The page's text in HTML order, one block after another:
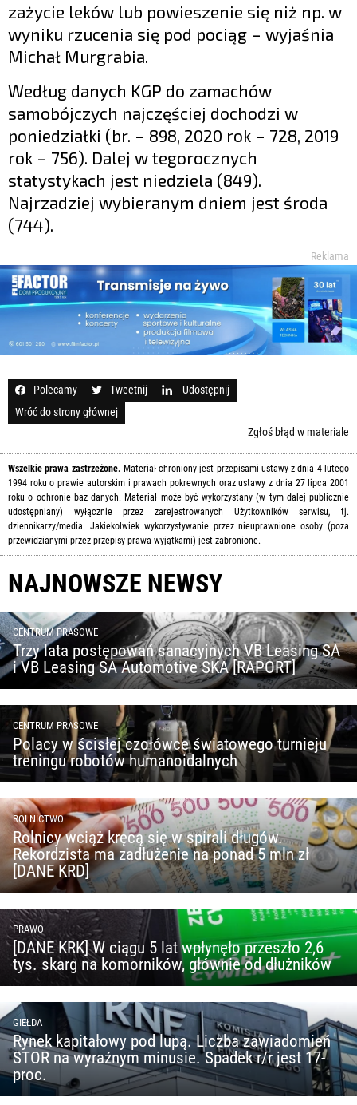
zażycie leków lub powieszenie się niż np. w
wyniku rzucenia się pod pociąg – wyjaśnia
Michał Murgrabia.
Według danych KGP do zamachów
samobójczych najczęściej dochodzi w
poniedziałki (br. – 898, 2020 rok – 728, 2019
rok – 756). Dalej w tegorocznych
statystykach jest niedziela (849).
Najrzadziej wybieranym dniem jest środa
(744).
Reklama
Polecamy Tweetnij
Udostępnij
Wróć do strony głównej
Zgłoś błąd w materiale
Wszelkie prawa zastrzeżone. Materiał chroniony jest przepisami ustawy z dnia 4 lutego
1994 roku o prawie autorskim i prawach pokrewnych oraz ustawy z dnia 27 lipca 2001
roku o ochronie baz danych. Materiał może być wykorzystany (w tym dalej publicznie
udostępniany) wyłącznie przez zarejestrowanych Użytkowników serwisu, tj.
dziennikarzy/media. Jakiekolwiek wykorzystywanie przez nieuprawnione osoby (poza
przewidzianymi przez przepisy prawa wyjątkami) jest zabronione.
NAJNOWSZE NEWSY
CENTRUM PRASOWE
Trzy lata postępowań sanacyjnych VB Leasing SA
i VB Leasing SA Automotive SKA [RAPORT]
CENTRUM PRASOWE
Polacy w ścisłej czołówce światowego turnieju
treningu robotów humanoidalnych
ROLNICTWO
Rolnicy wciąż kręcą się w spirali długów.
Rekordzista ma zadłużenie na ponad 5 mln zł
[DANE KRD]
PRAWO
[DANE KRK] W ciągu 5 lat wpłynęło przeszło 2,6
tys. skarg na komorników, głównie od dłużników
GIEŁDA
Rynek kapitałowy pod lupą. Liczba zawiadomień
STOR na wyraźnym minusie. Spadek r/r jest 17-
proc.